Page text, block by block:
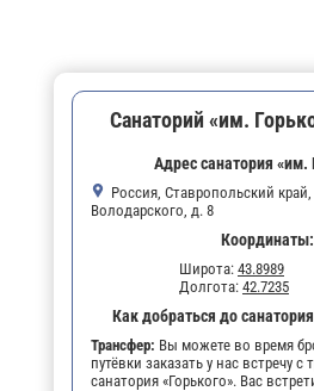
Санаторий «им.
Адрес санатория «им.
Россия, Ставропольский
Володарского, д. 8
Координаты:
Широта: 43.8989
Долгота: 42.7235
Как добраться до
Трансфер: Вы можете во время
путёвки заказать у нас встречу с
санатория «Горького». Вас